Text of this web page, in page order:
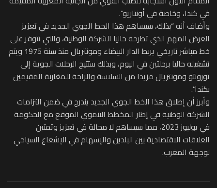
في كندا، وخاصة في أونتاريو”.
وأضاف أنه “بذلك، سيساهم هذا الخط الجوي الجديد في تعزيز
العرض المهم الذي تطرحه حاليا الشركة الوطنية، والتي تتوفر على
خط مباشر تاريخي يربط الدار البيضاء ومونتريال منذ سنة 1975 ويتم
تشغيله حاليا برحلتين في اليوم، وبذلك ستتيح الرحلات الجوية إلى
تورونتو ومونتريال مزيدا من السلاسة والراحة للمغاربة المقيمين
بكندا”.
وأبرز أن إطلاق هذا الخط الجوي الجديد يندرج في ضمن التزامات
الشركة الوطنية في إطار المخطط التنموي الموقع مع الحكومة
في يوليوز 2023، مما سيساهم لا محالة في تعزيز وتمتين
العلاقات الاقتصادية بين البلدين والإسهام في الإشعاع السياحي
لوجهة المغرب.